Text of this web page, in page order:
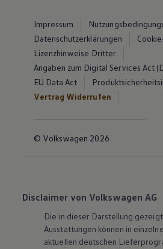
Impressum
Datenschutzerklärungen
Lizenzhinweise Dritter
Angaben zum Digital Services Act
EU Data Act
Vertrag Widerrufen
© Volkswagen 2026
Disclaimer von Volkswagen AG
Die in dieser Darstellung
Ausstattungen können in
aktuellen deutschen